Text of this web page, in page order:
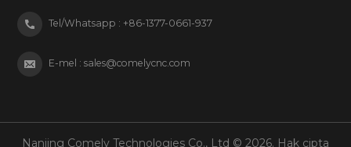
Tel/Whatsapp : +86-1377-0661-937
E-mel :sales@comelycnc.com
Nanjing Comely Technologies Co., Ltd © 2026. Hak cipta